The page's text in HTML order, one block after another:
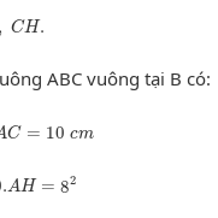
CH.
H.
ABC vuông tại B có:
C = 10 cm
m
AH = 82
82